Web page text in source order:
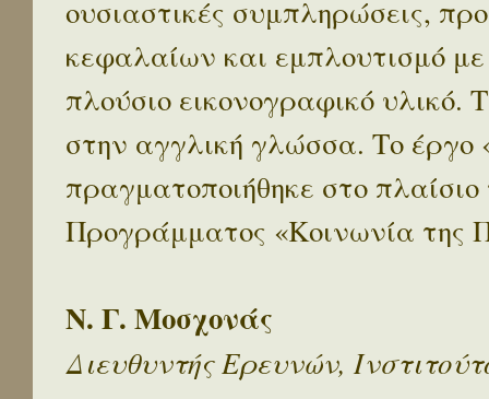
ουσιαστικές συμπληρώσεις,
κεφαλαίων και εμπλουτισμό
πλούσιο εικονογραφικό
στην αγγλική γλώσσα. Το
πραγματοποιήθηκε στο
Προγράμματος «Κοινωνία της
Ν. Γ. Μοσχονάς
Διευθυντής Ερευνών,